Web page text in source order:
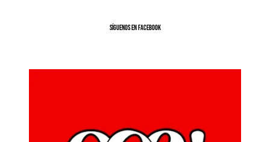
SíGUENOS EN FACEBOOK